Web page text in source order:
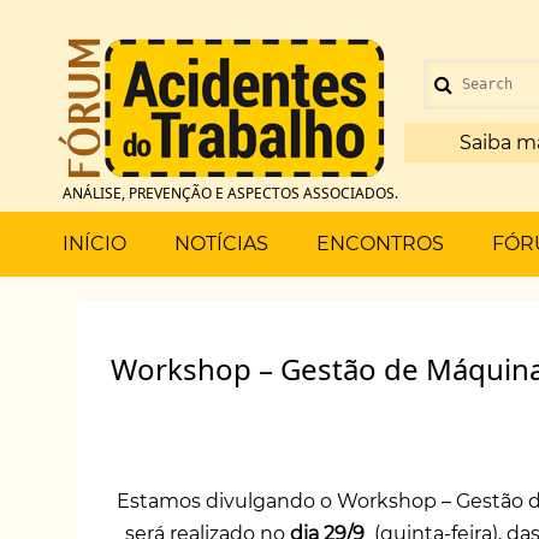
conteúdo
principal
ANÁLISE, PREVENÇÃO E ASPECTOS ASSOCIADOS.
Menu
de
conta
de
usuário
Saiba
Main
INÍCIO NOTÍCIAS ENCONTROS
Workshop – Gestão de
Estamos divulgando o Workshop – Gestão
será realizado no dia 29/9(quinta-feira), das